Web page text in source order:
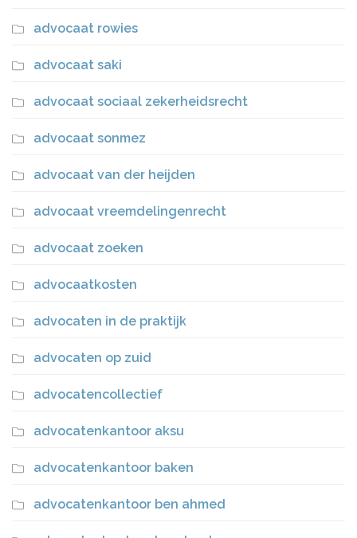
advocaat rowies
advocaat saki
advocaat sociaal zekerheidsrecht
advocaat sonmez
advocaat van der heijden
advocaat vreemdelingenrecht
advocaat zoeken
advocaatkosten
advocaten in de praktijk
advocaten op zuid
advocatencollectief
advocatenkantoor aksu
advocatenkantoor baken
advocatenkantoor ben ahmed